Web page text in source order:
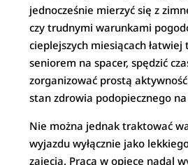
jednocześnie mierzyć się z
czy trudnymi warunkami
cieplejszych miesiącach łatwiej
seniorem na spacer, spędzić
zorganizować prostą
stan zdrowia podopiecznego
Nie można jednak traktować
wyjazdu wyłącznie jako
zajęcia. Praca w opiece nadal